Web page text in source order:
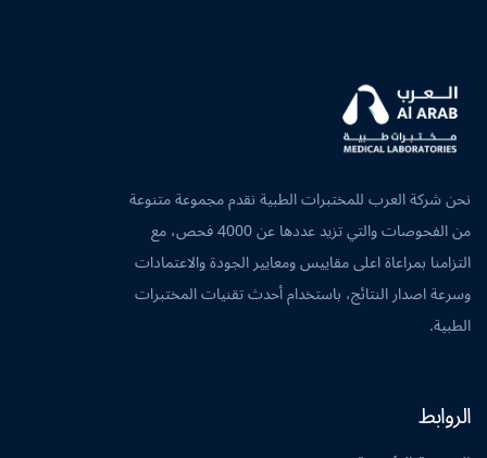
نحن شركة العرب للمختبرات الطبية نقدم مجموعة متنوعة
من الفحوصات والتي تزيد عددها عن 4000 فحص، مع
التزامنا بمراعاة اعلى مقاييس ومعايير الجودة والاعتمادات
وسرعة اصدار النتائج، باستخدام أحدث تقنيات المختبرات
الطبية.
الروابط